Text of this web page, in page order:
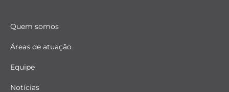
Quem somos
Áreas de atuação
Equipe
Notícias